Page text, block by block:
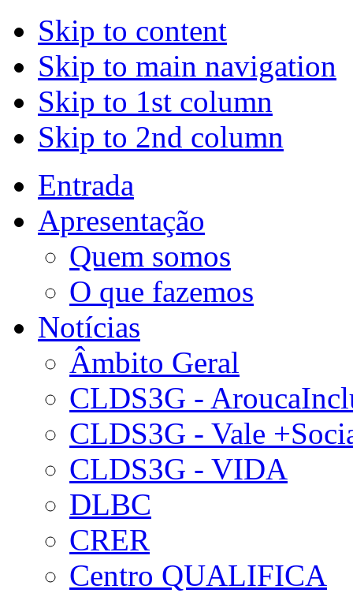
Skip to content
Skip to main navigation
Skip to 1st column
Skip to 2nd column
Entrada
Apresentação
Quem somos
O que fazemos
Notícias
Âmbito Geral
CLDS3G -
CLDS3G - Vale
CLDS3G - VIDA
DLBC
CRER
Centro QUALIFICA